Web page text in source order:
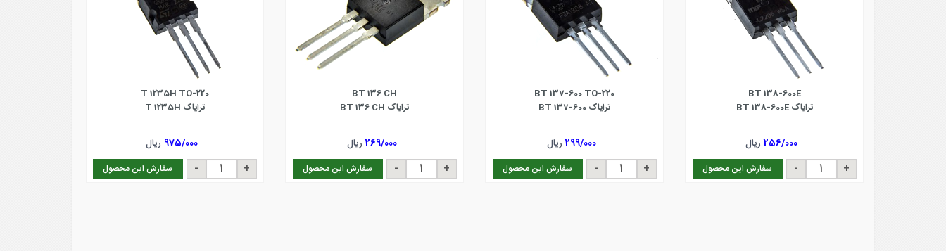
BT 138-600E
ترایاک BT 138-600E
256/000ریال
سفارش این محصول
BT 137-600 TO-220
ترایاک BT 137-600
299/000ریال
سفارش این محصول
BT 136 CH
ترایاک BT 136 CH
269/000ریال
سفارش این محصول
T 1235H TO-220
ترایاک T 1235H
975/000 ریال
سفارش این محصول